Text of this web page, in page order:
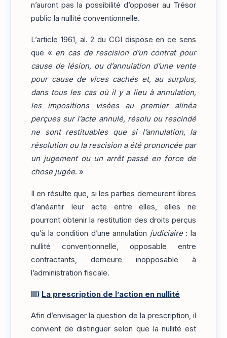
n’auront pas la possibilité d’opposer au Trésor
public la nullité conventionnelle.
L’article 1961, al. 2 du CGI dispose en ce sens
que « en cas de rescision d’un contrat pour
cause de lésion, ou d’annulation d’une vente
pour cause de vices cachés et, au surplus,
dans tous les cas où il y a lieu à annulation,
les impositions visées au premier alinéa
perçues sur l’acte annulé, résolu ou rescindé
ne sont restituables que si l’annulation, la
résolution ou la rescision a été prononcée par
un jugement ou un arrêt passé en force de
chose jugée. »
Il en résulte que, si les parties demeurent libres
d’anéantir leur acte entre elles, elles ne
pourront obtenir la restitution des droits perçus
qu’à la condition d’une annulation judiciaire: la
nullité conventionnelle, opposable entre
contractants, demeure inopposable à
l’administration fiscale.
III) La prescription de l’action en nullité
Afin d’envisager la question de la prescription, il
convient de distinguer selon que la nullité est